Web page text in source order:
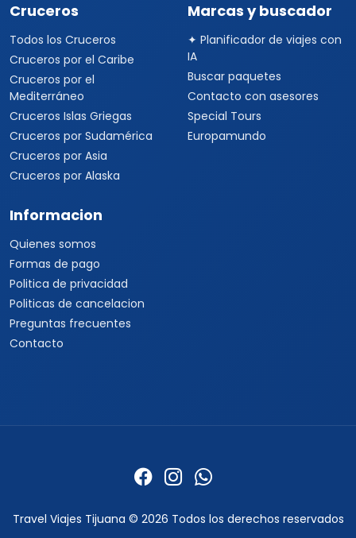
Cruceros
Todos los Cruceros
Cruceros por el Caribe
Cruceros por el
Mediterráneo
Cruceros Islas Griegas
Cruceros por Sudamérica
Cruceros por Asia
Cruceros por Alaska
Marcas y buscador
✦ Planificador de viajes con
IA
Buscar paquetes
Contacto con asesores
Special Tours
Europamundo
Informacion
Quienes somos
Formas de pago
Politica de privacidad
Politicas de cancelacion
Preguntas frecuentes
Contacto
Travel Viajes Tijuana © 2026 Todos los derechos reservados